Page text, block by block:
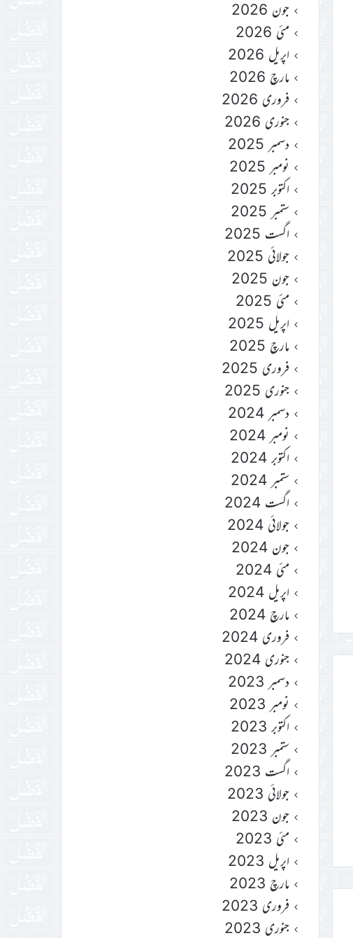
جون 2026
مئی 2026
اپریل 2026
مارچ 2026
فروری 2026
جنوری 2026
دسمبر 2025
نومبر 2025
اکتوبر 2025
ستمبر 2025
اگست 2025
جولائی 2025
جون 2025
مئی 2025
اپریل 2025
مارچ 2025
فروری 2025
جنوری 2025
دسمبر 2024
نومبر 2024
اکتوبر 2024
ستمبر 2024
اگست 2024
جولائی 2024
جون 2024
مئی 2024
اپریل 2024
مارچ 2024
فروری 2024
جنوری 2024
دسمبر 2023
نومبر 2023
اکتوبر 2023
ستمبر 2023
اگست 2023
جولائی 2023
جون 2023
مئی 2023
اپریل 2023
مارچ 2023
فروری 2023
جنوری 2023